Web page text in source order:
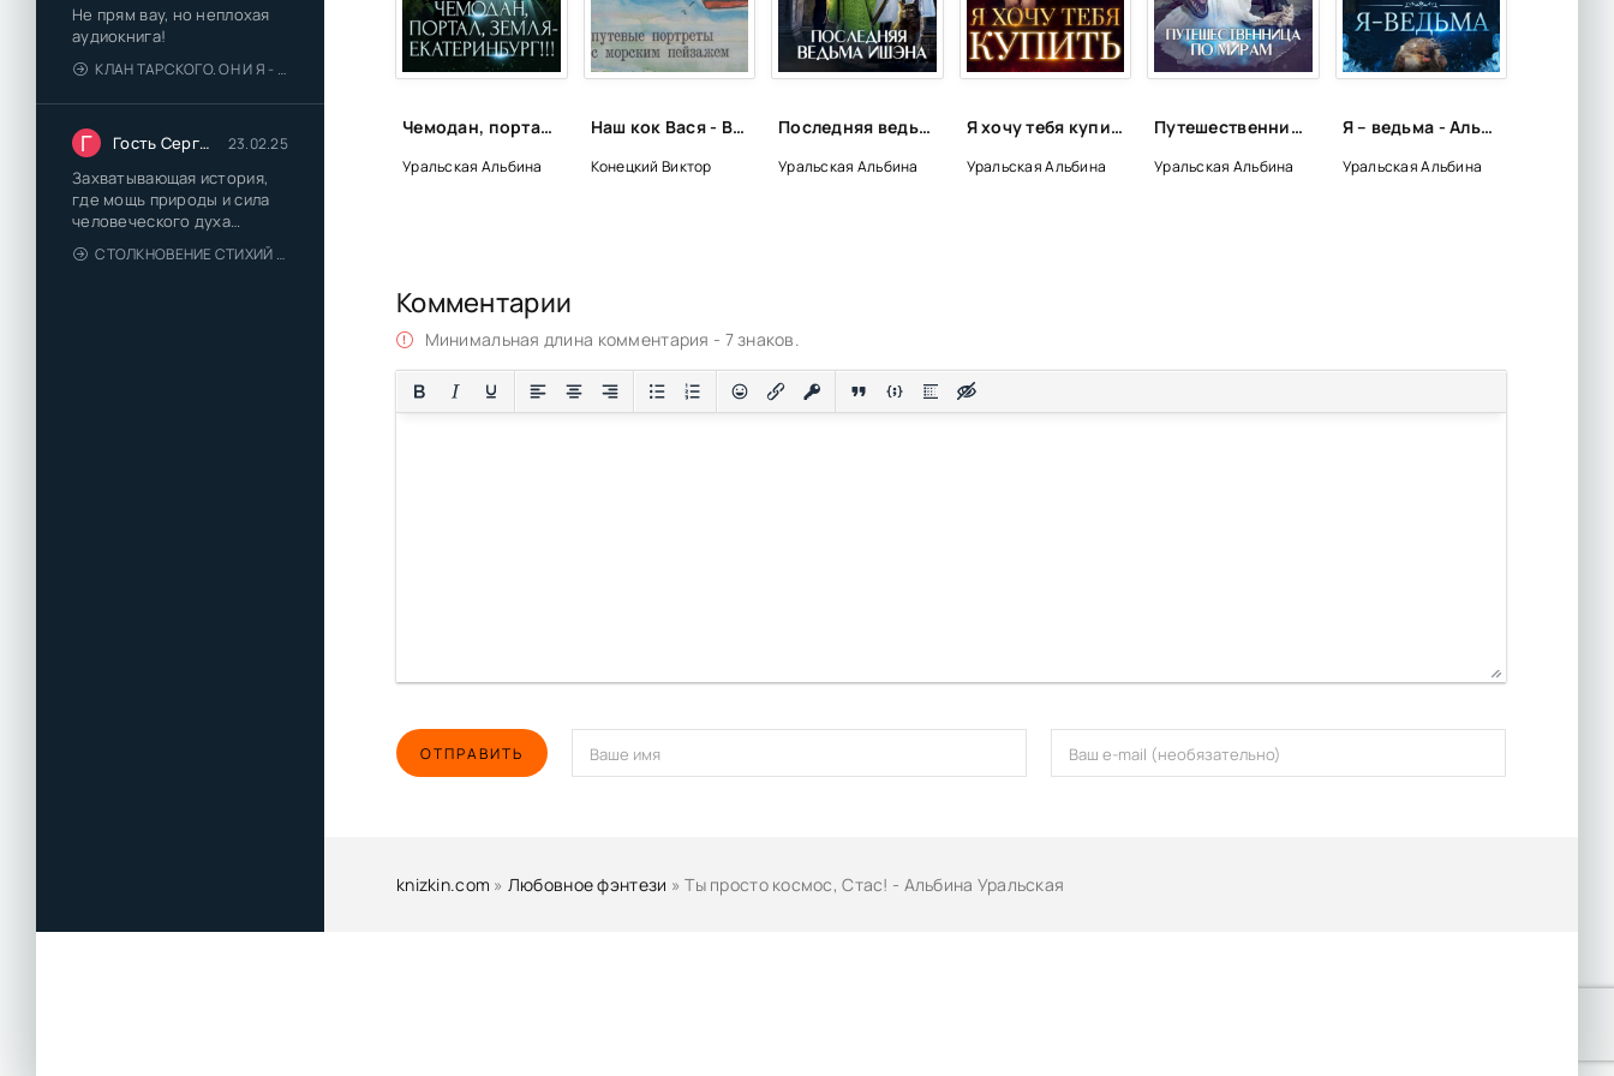
Не прям вау, но неплохая
аудиокнига!
КЛАН ТАРСКОГО. ОН И Я - ЕЛЕНА ТОДОРОВА (1)
Г Гость Сергей 23.02.25
Захватывающая история,
где мощь природы и сила
человеческого духа
сплетаются в напряжённый
и
СТОЛКНОВЕНИЕ СТИХИЙ - ВАЛЕРИЙ ГУМИНСКИЙ
24_Kogda-buduschiy-svYokr-druzhit-s-golovoy-i-sobakami
25_01_Kak-pravilno-uhodit-v-nirvanu
Чемодан, портал, Земля – Екатеринбург! - Альбина Уральская
Уральская Альбина
Наш кок Вася - Виктор Конецкий
Конецкий Виктор
Последняя ведьма Ишэна - Альбина Уральская
Уральская Альбина
Я хочу тебя купить - Альбина Уральская
Уральская Альбина
Путешественница по мирам - Альбина Уральская
Уральская Альбина
Я – ведьма - Альбина Уральская
Уральская Альбина
Комментарии
Минимальная длина комментария - 7 знаков.
ОТПРАВИТЬ
knizkin.com » Любовное фэнтези » Ты просто космос, Стас! - Альбина Уральская